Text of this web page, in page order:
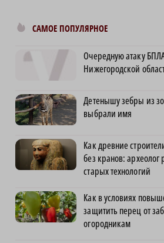
САМОЕ ПОПУЛЯРНОЕ
Очередную атаку
Нижегородской
Детенышу зебры из
выбрали имя
Как древние
без кранов:
старых технологий
Как в условиях
защитить перец от
огородникам